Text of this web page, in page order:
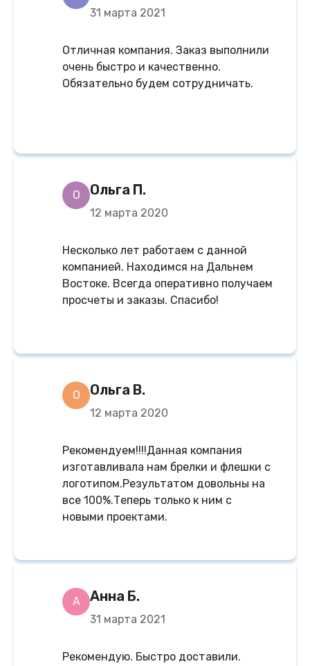
31 марта 2021
Отличная компания. Заказ выполнили
очень быстро и качественно.
Обязательно будем сотрудничать.
О Ольга П.
12 марта 2020
Несколько лет работаем с данной
компанией. Находимся на Дальнем
Востоке. Всегда оперативно получаем
просчеты и заказы. Спасибо!
О Ольга В.
12 марта 2020
Рекомендуем!!!!Данная компания
изготавливала нам брелки и флешки с
логотипом.Результатом довольны на
все 100%.Теперь только к ним с
новыми проектами.
А Анна Б.
31 марта 2021
Рекомендую. Быстро доставили.